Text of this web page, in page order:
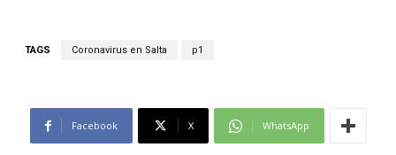
TAGS Coronavirus en Salta p1
Facebook X WhatsApp